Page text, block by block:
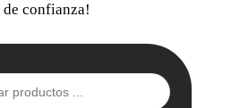
de confianza!